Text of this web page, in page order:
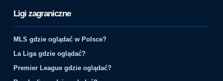
Ligi zagraniczne
MLS gdzie oglądać w Polsce?
La Liga gdzie oglądać?
Premier League gdzie oglądać?